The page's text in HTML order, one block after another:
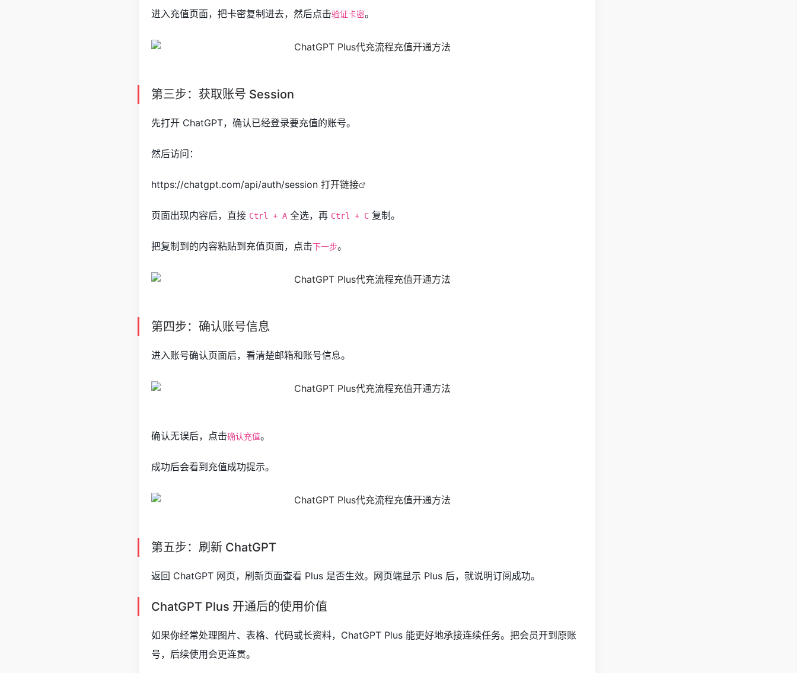
进入充值页面，把卡密复制进去，然后点击验证卡密。
第三步：获取账号 Session
先打开 ChatGPT，确认已经登录要充值的账号。
然后访问：
https://chatgpt.com/api/auth/session 打开链接
页面出现内容后，直接 Ctrl + A 全选，再 Ctrl + C 复制。
把复制到的内容粘贴到充值页面，点击下一步。
第四步：确认账号信息
进入账号确认页面后，看清楚邮箱和账号信息。
确认无误后，点击确认充值。
成功后会看到充值成功提示。
第五步：刷新 ChatGPT
返回 ChatGPT 网页，刷新页面查看 Plus 是否生效。网页端显示 Plus 后，就说明订阅成功。
ChatGPT Plus 开通后的使用价值
如果你经常处理图片、表格、代码或长资料，ChatGPT Plus 能更好地承接连续任务。把会员开到原账
号，后续使用会更连贯。